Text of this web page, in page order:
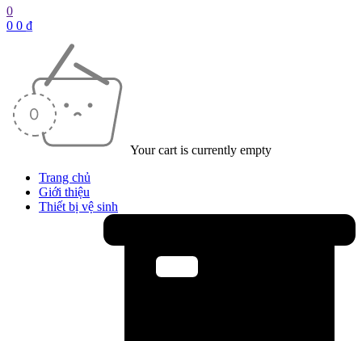
0
0 0 ₫
Your cart is currently empty
Trang chủ
Giới thiệu
Thiết bị vệ sinh